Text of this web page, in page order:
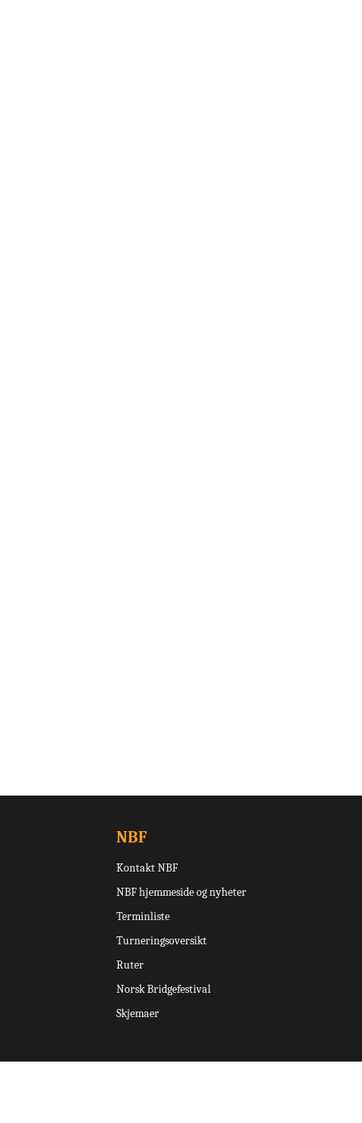
NBF
Kontakt NBF
NBF hjemmeside og nyheter
Terminliste
Turneringsoversikt
Ruter
Norsk Bridgefestival
Skjemaer